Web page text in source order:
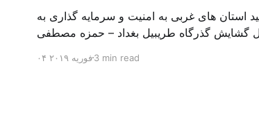
استان های غربی به امنیت و سرمایه گذاری به
گشایش گذرگاه طریبیل بغداد – حمزه مصطفی
توسط عادل عبد المهدی نخست وزیر عراق و
۰۴ فوریه ۲۰۱۹3 min read